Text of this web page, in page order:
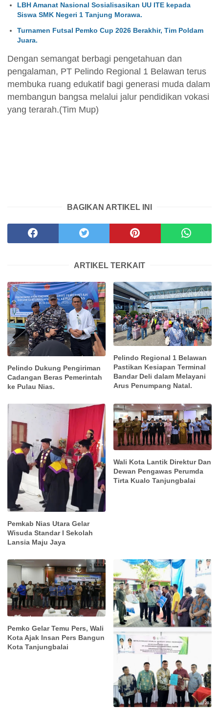
LBH Amanat Nasional Sosialisasikan UU ITE kepada
Siswa SMK Negeri 1 Tanjung Morawa.
Turnamen Futsal Pemko Cup 2026 Berakhir, Tim Poldam
Juara.
Dengan semangat berbagi pengetahuan dan
pengalaman, PT Pelindo Regional 1 Belawan terus
membuka ruang edukatif bagi generasi muda dalam
membangun bangsa melalui jalur pendidikan vokasi
yang terarah.(Tim Mup)
BAGIKAN ARTIKEL INI
ARTIKEL TERKAIT
Pelindo Dukung Pengiriman
Cadangan Beras Pemerintah
ke Pulau Nias.
Pelindo Regional 1 Belawan
Pastikan Kesiapan Terminal
Bandar Deli dalam Melayani
Arus Penumpang Natal.
Pemkab Nias Utara Gelar
Wisuda Standar I Sekolah
Lansia Maju Jaya
Wali Kota Lantik Direktur Dan
Dewan Pengawas Perumda
Tirta Kualo Tanjungbalai
Pemko Gelar Temu Pers, Wali
Kota Ajak Insan Pers Bangun
Kota Tanjungbalai